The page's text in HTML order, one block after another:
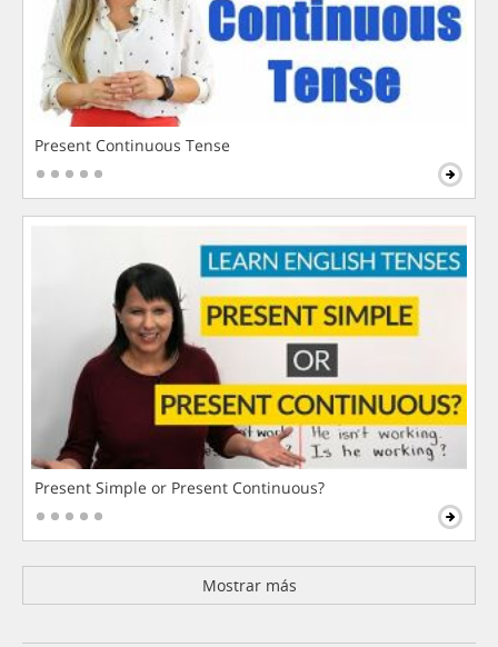
Present Continuous Tense
Present Simple or Present Continuous?
Mostrar más